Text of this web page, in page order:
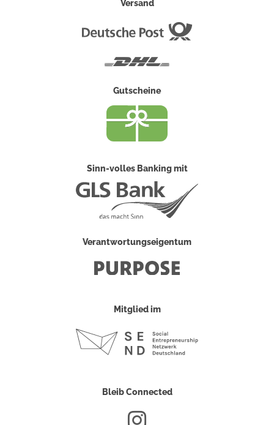
Versand
Gutscheine
Sinn-volles Banking mit
Verantwortungseigentum
Mitglied im
Bleib Connected